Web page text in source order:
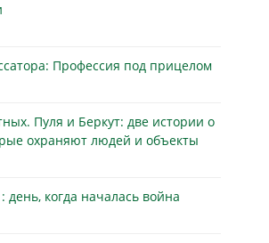
Профессия под прицелом
Пуля и Беркут: две истории о
охраняют людей и объекты
день, когда началась война